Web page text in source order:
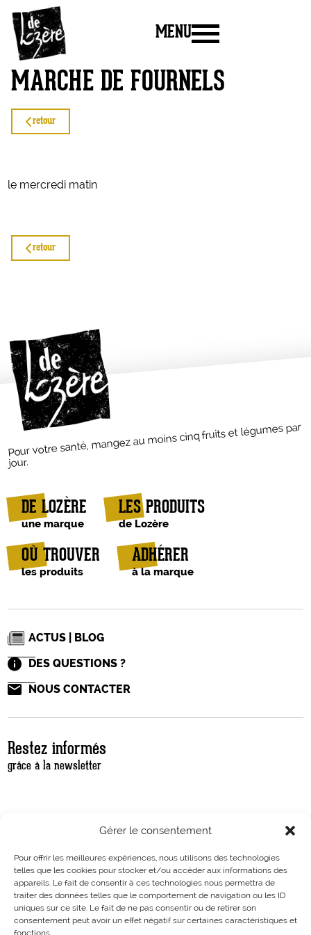
Gérer le consentement
Pour offrir les meilleures expériences, nous utilisons des technologies
telles que les cookies pour stocker et/ou accéder aux informations des
appareils. Le fait de consentir à ces technologies nous permettra de
traiter des données telles que le comportement de navigation ou les ID
uniques sur ce site. Le fait de ne pas consentir ou de retirer son
consentement peut avoir un effet négatif sur certaines caractéristiques et
fonctions.
MENU
MARCHÉ DE FOURNELS
retour
le mercredi matin
retour
Pour votre santé, mangez au moins cinq fruits et légumes par
jour.
DE LOZÈRE
une marque
LES PRODUITS
de Lozère
OÙ TROUVER
les produits
ADHÉRER
à la marque
ACTUS | BLOG
DES QUESTIONS ?
NOUS CONTACTER
Restez informés
grâce à la newsletter